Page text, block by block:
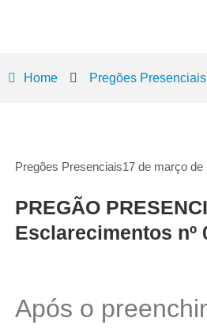
Home Pregões Presenciais
Pregões Presenciais17 de março de
PREGÃO
Esclarecimentos nº
Após o